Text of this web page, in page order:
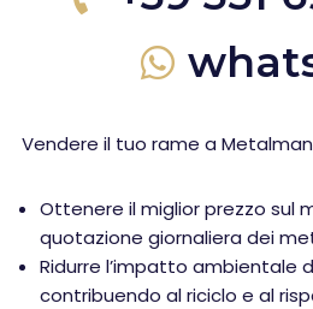
Vendere il tuo rame a
Ottenere il miglior prezzo sul
quotazione giornaliera dei
Ridurre l’impatto ambientale
contribuendo al riciclo e al